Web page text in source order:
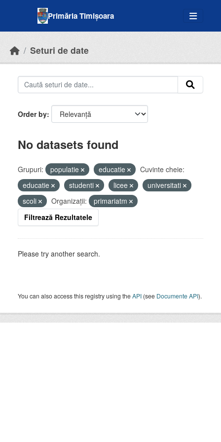
Primăria Timișoara
Seturi de date
Order by
No datasets found
Grupuri: populatie educatie
Cuvinte cheie:
educatie
studenti licee
universitati
scoli
Organizații:
primariatm
Filtrează Rezultatele
Please try another search.
You can also access this registry using theAPI (see Documente API).